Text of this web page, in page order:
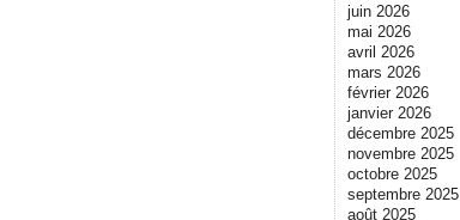
juin 2026
mai 2026
avril 2026
mars 2026
février 2026
janvier 2026
décembre 2025
novembre 2025
octobre 2025
septembre 2025
août 2025